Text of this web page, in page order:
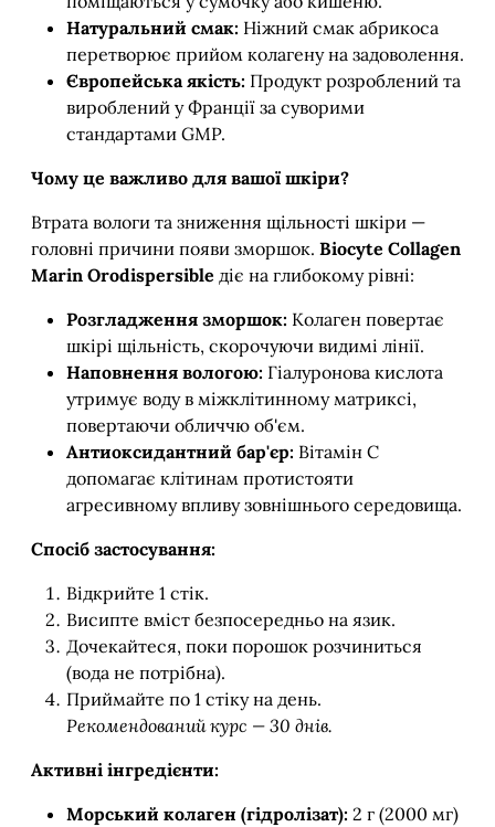
Натуральний смак: Ніжний смак абрикоса
перетворює прийом колагену на задоволення.
Європейська якість: Продукт розроблений та
вироблений у Франції за суворими
стандартами GMP.
Чому це важливо для вашої шкіри?
Втрата вологи та зниження щільності шкіри —
головні причини появи зморшок. Biocyte Collagen
Marin Orodispersible діє на глибокому рівні:
Розгладження зморшок: Колаген повертає
шкірі щільність, скорочуючи видимі лінії.
Наповнення вологою: Гіалуронова кислота
утримує воду в міжклітинному матриксі,
повертаючи обличчю об'єм.
Антиоксидантний бар'єр: Вітамін С
допомагає клітинам протистояти
агресивному впливу зовнішнього середовища.
Спосіб застосування:
Відкрийте 1 стік.
Висипте вміст безпосередньо на язик.
Дочекайтеся, поки порошок розчиниться
(вода не потрібна).
Приймайте по 1 стіку на день.
Рекомендований курс — 30 днів.
Активні інгредієнти:
Морський колаген (гідролізат): 2 г (2000 мг)